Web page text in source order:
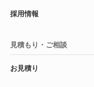
採用情報
見積もり・ご相談
お見積り